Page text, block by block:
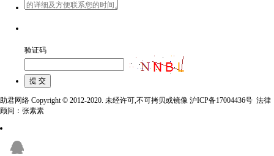
验证码
助君网络 Copyright © 2012-2020. 未经许可,不可拷贝或镜像 沪ICP备17004436号 法律
顾问：张素素